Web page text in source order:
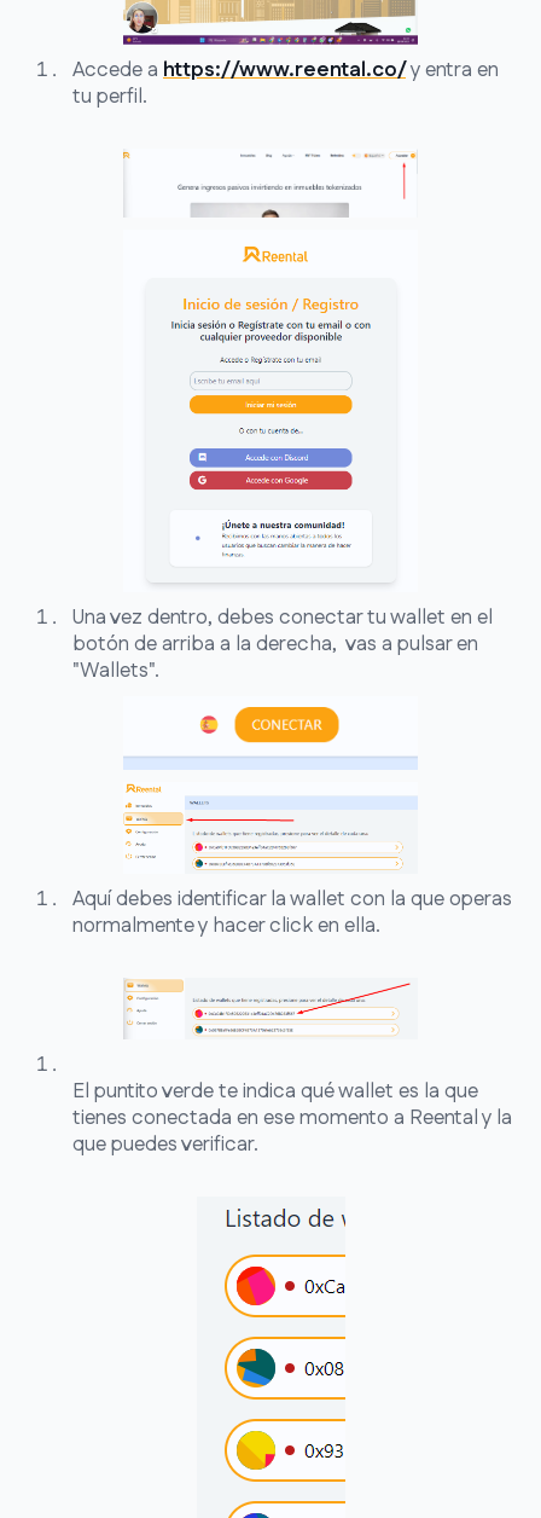
Accede a https://www.reental.co/y entra en
tu perfil.
Una vez dentro, debes conectar tu wallet en el
botón de arriba a la derecha, vas a pulsar en
"Wallets".
Aquí debes identificar la wallet con la que operas
normalmente y hacer click en ella.
El puntito verde te indica qué wallet es la que
tienes conectada en ese momento a Reental y la
que puedes verificar.